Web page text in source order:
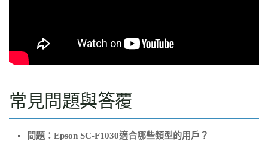
常見問題與答覆
問題：Epson SC-F1030適合哪些類型的用戶？